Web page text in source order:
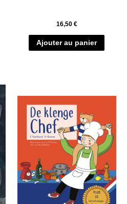
16,50 €
Ajouter au panier